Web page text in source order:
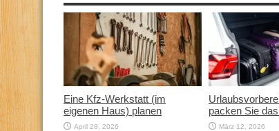
Eine Kfz‑Werkstatt (im
eigenen Haus) planen
April 28, 2026
packen Sie
März 12, 2026